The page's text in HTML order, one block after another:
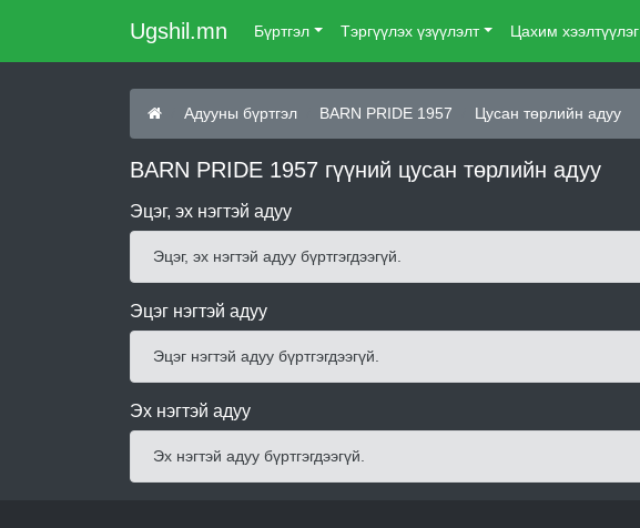
Ugshil.mn Бүртгэл Тэргүүлэх үзүүлэлт Цахим хээлтүүлэг
Адууны бүртгэл BARN PRIDE 1957 Цусан төрлийн адуу
BARN PRIDE 1957 гүүний цусан төрлийн адуу
Эцэг, эх нэгтэй адуу
Эцэг, эх нэгтэй адуу бүртгэгдээгүй.
Эцэг нэгтэй адуу
Эцэг нэгтэй адуу бүртгэгдээгүй.
Эх нэгтэй адуу
Эх нэгтэй адуу бүртгэгдээгүй.